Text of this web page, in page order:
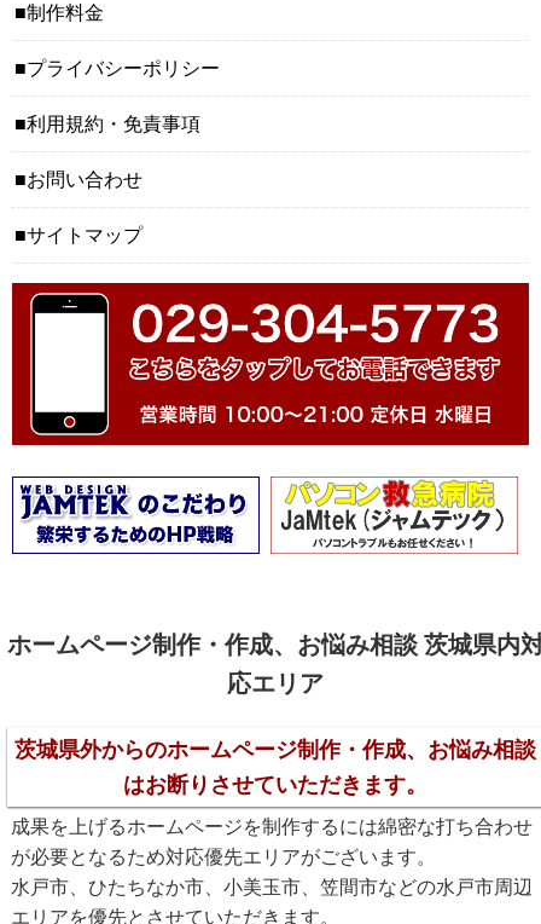
制作料金
プライバシーポリシー
利用規約・免責事項
お問い合わせ
サイトマップ
ホームページ制作・作成、お悩み相談 茨城県内
応エリア
茨城県外からのホームページ制作・作成、お悩み相談
はお断りさせていただきます。
成果を上げるホームページを制作するには綿密な打ち合わせ
が必要となるため対応優先エリアがございます。
水戸市、ひたちなか市、小美玉市、笠間市などの水戸市周辺
エリアを優先とさせていただきます。